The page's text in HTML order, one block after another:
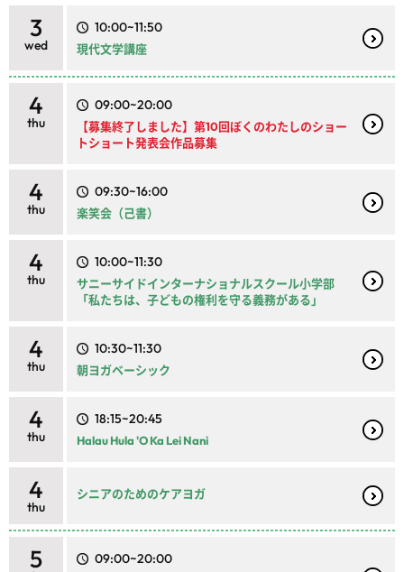
3
wed
10:00~11:50
現代文学講座
4
thu
09:00~20:00
【募集終了しました】第10回ぼくのわたしのショー
トショート発表会作品募集
4
thu
09:30~16:00
楽笑会（己書）
4
thu
10:00~11:30
サニーサイドインターナショナルスクール小学部
「私たちは、子どもの権利を守る義務がある」
4
thu
10:30~11:30
朝ヨガベーシック
4
thu
18:15~20:45
Halau Hula 'O Ka Lei Nani
4
thu
シニアのためのケアヨガ
5 09:00~20:00